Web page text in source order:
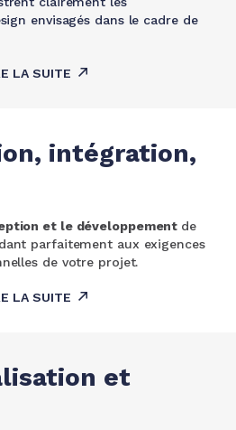
envisagés dans le cadre de
LA SUITE
intégration,
et le développement de
parfaitement aux exigences
de votre projet.
LA SUITE
et